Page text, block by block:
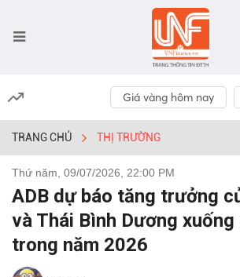
Giá vàng hôm nay
TRANG CHỦ THỊ TRƯỜNG
Thứ năm, 09/07/2026, 22:00 PM
ADB dự báo tăng trưởng
và Thái Bình Dương xuống
trong năm 2026